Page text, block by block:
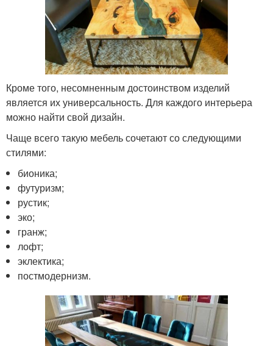
Кроме того, несомненным достоинством изделий
является их универсальность. Для каждого интерьера
можно найти свой дизайн.
Чаще всего такую мебель сочетают со следующими
стилями:
бионика;
футуризм;
рустик;
эко;
гранж;
лофт;
эклектика;
постмодернизм.